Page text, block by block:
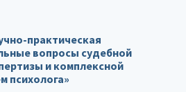
практическая
вопросы судебной
и комплексной
психолога»